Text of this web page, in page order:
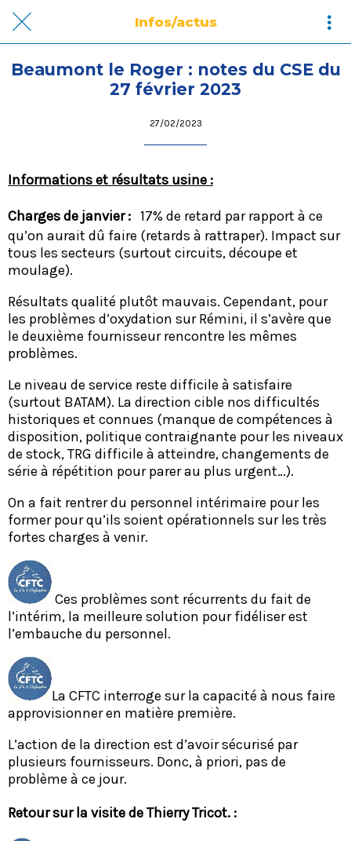
Infos/actus
Beaumont le Roger : notes du CSE du
27 février 2023
27/02/2023
Informations et résultats usine :
Charges de janvier : 17% de retard par rapport à ce
qu’on aurait dû faire (retards à rattraper). Impact sur
tous les secteurs (surtout circuits, découpe et
moulage).
Résultats qualité plutôt mauvais. Cependant, pour
les problèmes d’oxydation sur Rémini, il s’avère que
le deuxième fournisseur rencontre les mêmes
problèmes.
Le niveau de service reste difficile à satisfaire
(surtout BATAM). La direction cible nos difficultés
historiques et connues (manque de compétences à
disposition, politique contraignante pour les niveaux
de stock, TRG difficile à atteindre, changements de
série à répétition pour parer au plus urgent…).
On a fait rentrer du personnel intérimaire pour les
former pour qu’ils soient opérationnels sur les très
fortes charges à venir.
Ces problèmes sont récurrents du fait de
l’intérim, la meilleure solution pour fidéliser est
l’embauche du personnel.
La CFTC interroge sur la capacité à nous faire
approvisionner en matière première.
L’action de la direction est d’avoir sécurisé par
plusieurs fournisseurs. Donc, à priori, pas de
problème à ce jour.
Retour sur la visite de Thierry Tricot. :